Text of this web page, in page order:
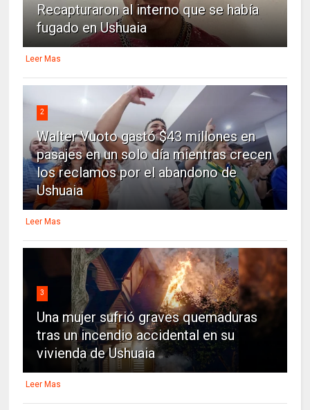
Recapturaron al interno que se había
fugado en Ushuaia
Leer Mas
2
Walter Vuoto gastó $43 millones en
pasajes en un solo día mientras crecen
los reclamos por el abandono de
Ushuaia
Leer Mas
3
Una mujer sufrió graves quemaduras
tras un incendio accidental en su
vivienda de Ushuaia
Leer Mas